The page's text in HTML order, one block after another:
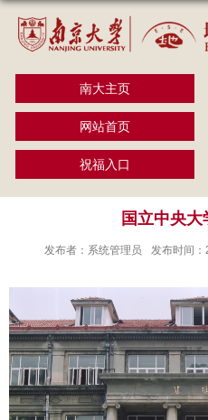
南大主页
网站首页
祝福入口
国立中央
发布者：系统管理员 发布时间